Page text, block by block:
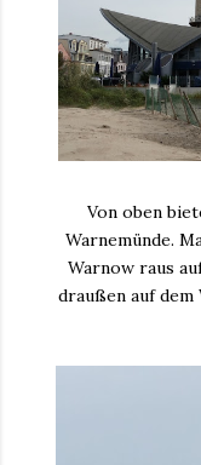
Von oben
Warnemünde.
Warnow raus
draußen auf dem